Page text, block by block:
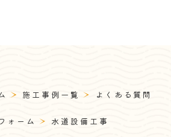
施工事例一覧 よくある質問
ォーム 水道設備工事